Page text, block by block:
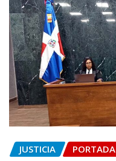
JUSTICIA PORTADA